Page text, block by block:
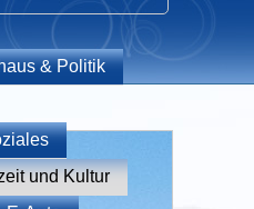
& Politik
und Kultur